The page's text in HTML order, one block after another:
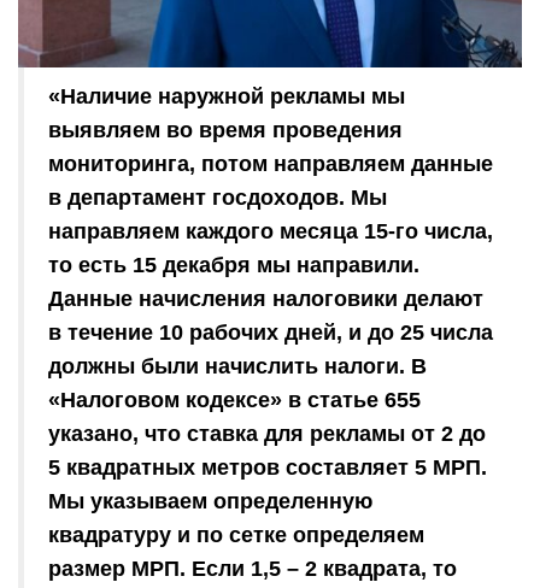
«Наличие наружной рекламы мы
выявляем во время проведения
мониторинга, потом направляем данные
в департамент госдоходов. Мы
направляем каждого месяца 15-го числа,
то есть 15 декабря мы направили.
Данные начисления налоговики делают
в течение 10 рабочих дней, и до 25 числа
должны были начислить налоги. В
«Налоговом кодексе» в статье 655
указано, что ставка для рекламы от 2 до
5 квадратных метров составляет 5 МРП.
Мы указываем определенную
квадратуру и по сетке определяем
размер МРП. Если 1,5 – 2 квадрата, то